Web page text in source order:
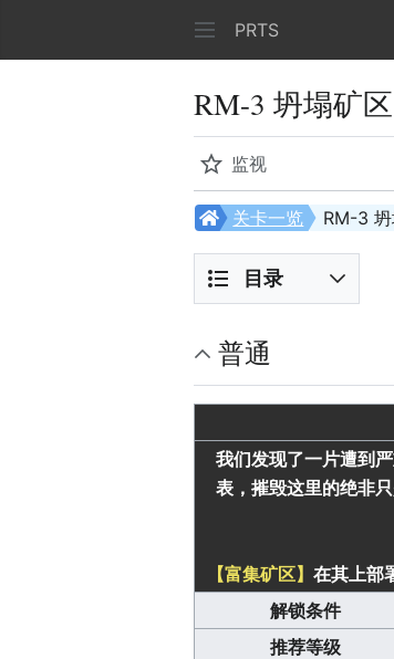
PRTS
RM-3 坍塌矿区
监视
RM-3
关卡一览
目录
普通
我们发现了一片遭到
表，摧毁这里的绝非
【富集矿区】在其上部
解锁条件
推荐等级